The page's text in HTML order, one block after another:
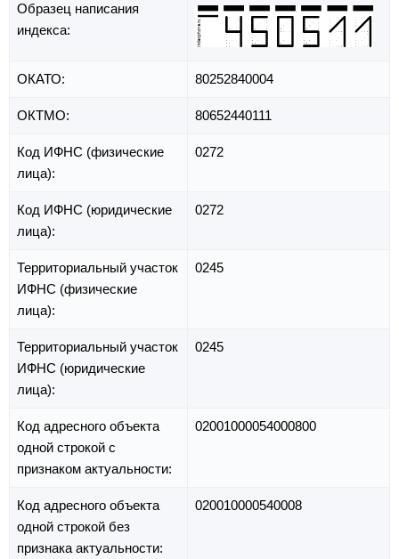
Образец написания
индекса:
ОКАТО: 80252840004
ОКТМО: 80652440111
Код ИФНС (физические
лица):
0272
Код ИФНС (юридические
лица):
0272
Территориальный участок
ИФНС (физические
лица):
0245
Территориальный участок
ИФНС (юридические
лица):
0245
Код адресного объекта
одной строкой с
признаком актуальности:
02001000054000800
Код адресного объекта
одной строкой без
признака актуальности:
020010000540008